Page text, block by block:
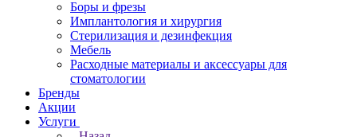
Боры и фрезы
Имплантология и хирургия
Стерилизация и дезинфекция
Мебель
Расходные материалы и аксессуары для
стоматологии
Бренды
Акции
Услуги